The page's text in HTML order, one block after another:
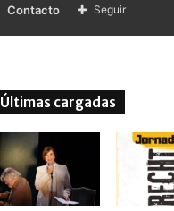
Contacto Seguir
Últimas cargadas